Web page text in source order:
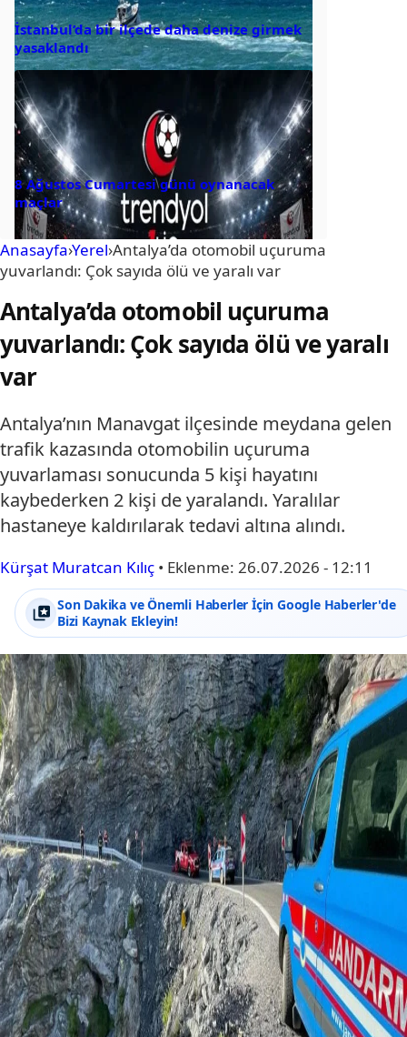
İstanbul’da bir ilçede daha denize girmek
yasaklandı
8 Ağustos Cumartesi günü oynanacak
maçlar
Anasayfa›Yerel›Antalya’da otomobil uçuruma
yuvarlandı: Çok sayıda ölü ve yaralı var
Antalya’da otomobil uçuruma
yuvarlandı: Çok sayıda ölü ve yaralı
var
Antalya’nın Manavgat ilçesinde meydana gelen
trafik kazasında otomobilin uçuruma
yuvarlaması sonucunda 5 kişi hayatını
kaybederken 2 kişi de yaralandı. Yaralılar
hastaneye kaldırılarak tedavi altına alındı.
Kürşat Muratcan Kılıç • Eklenme: 26.07.2026 - 12:11
Son Dakika ve Önemli Haberler İçin Google Haberler'de
Bizi Kaynak Ekleyin!